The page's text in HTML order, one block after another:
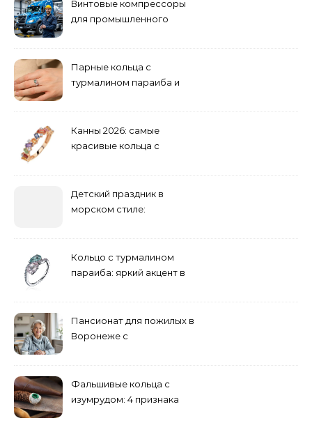
Винтовые компрессоры
для промышленного
Парные кольца с
турмалином параиба и
Канны 2026: самые
красивые кольца с
Детский праздник в
морском стиле:
Кольцо с турмалином
параиба: яркий акцент в
Пансионат для пожилых в
Воронеже с
Фальшивые кольца с
изумрудом: 4 признака